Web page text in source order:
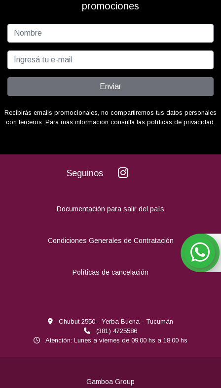
promociones
Enviar
Recibirás emails promocionales, no compartiremos tus datos personales
con terceros. Para más información consulta las políticas de privacidad.
Seguinos
Documentación para salir del país
Condiciones Generales de Contratación
Políticas de cancelación
Chubut 2550 - Yerba Buena - Tucumán
(381) 4725586
Atención: Lunes a viernes de 09:00 hs a 18:00 hs
Gamboa Group